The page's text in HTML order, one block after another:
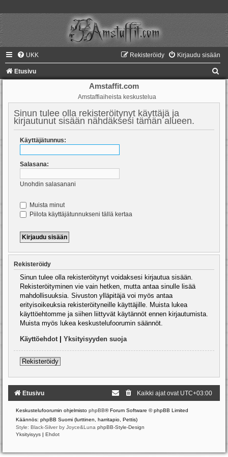
UKK Kirjaudu sisään
Rekisteröidy
Etusivu
Amstaffit.com
Amstaffiaiheista keskustelua
Sinun tulee olla rekisteröitynyt käyttäjä ja
kirjautunut sisään nähdäksesi tämän alueen.
Käyttäjätunnus:
Salasana:
Unohdin salasanani
Muista minut
Piilota käyttäjätunnukseni tällä kertaa
Rekisteröidy
Sinun tulee olla rekisteröitynyt voidaksesi kirjautua sisään.
Rekisteröityminen vie vain hetken, mutta antaa sinulle lisää
mahdollisuuksia. Sivuston ylläpitäjä voi myös antaa
erityisoikeuksia rekisteröityneille käyttäjille. Muista lukea
käyttöehtomme ja siihen liittyvät käytännöt ennen kirjautumista.
Muista myös lukea keskustelufoorumin säännöt.
Käyttöehdot Yksityisyyden suoja
Rekisteröidy
Etusivu Kaikki ajat ovat UTC+03:00
Keskustelufoorumin ohjelmisto phpBB® Forum Software © phpBB Limited
Käännös: phpBB Suomi (lurttinen, harritapio, Pettis)
Style: Black-Silver by Joyce&Luna phpBB-Style-Design
Yksityisyys | Ehdot